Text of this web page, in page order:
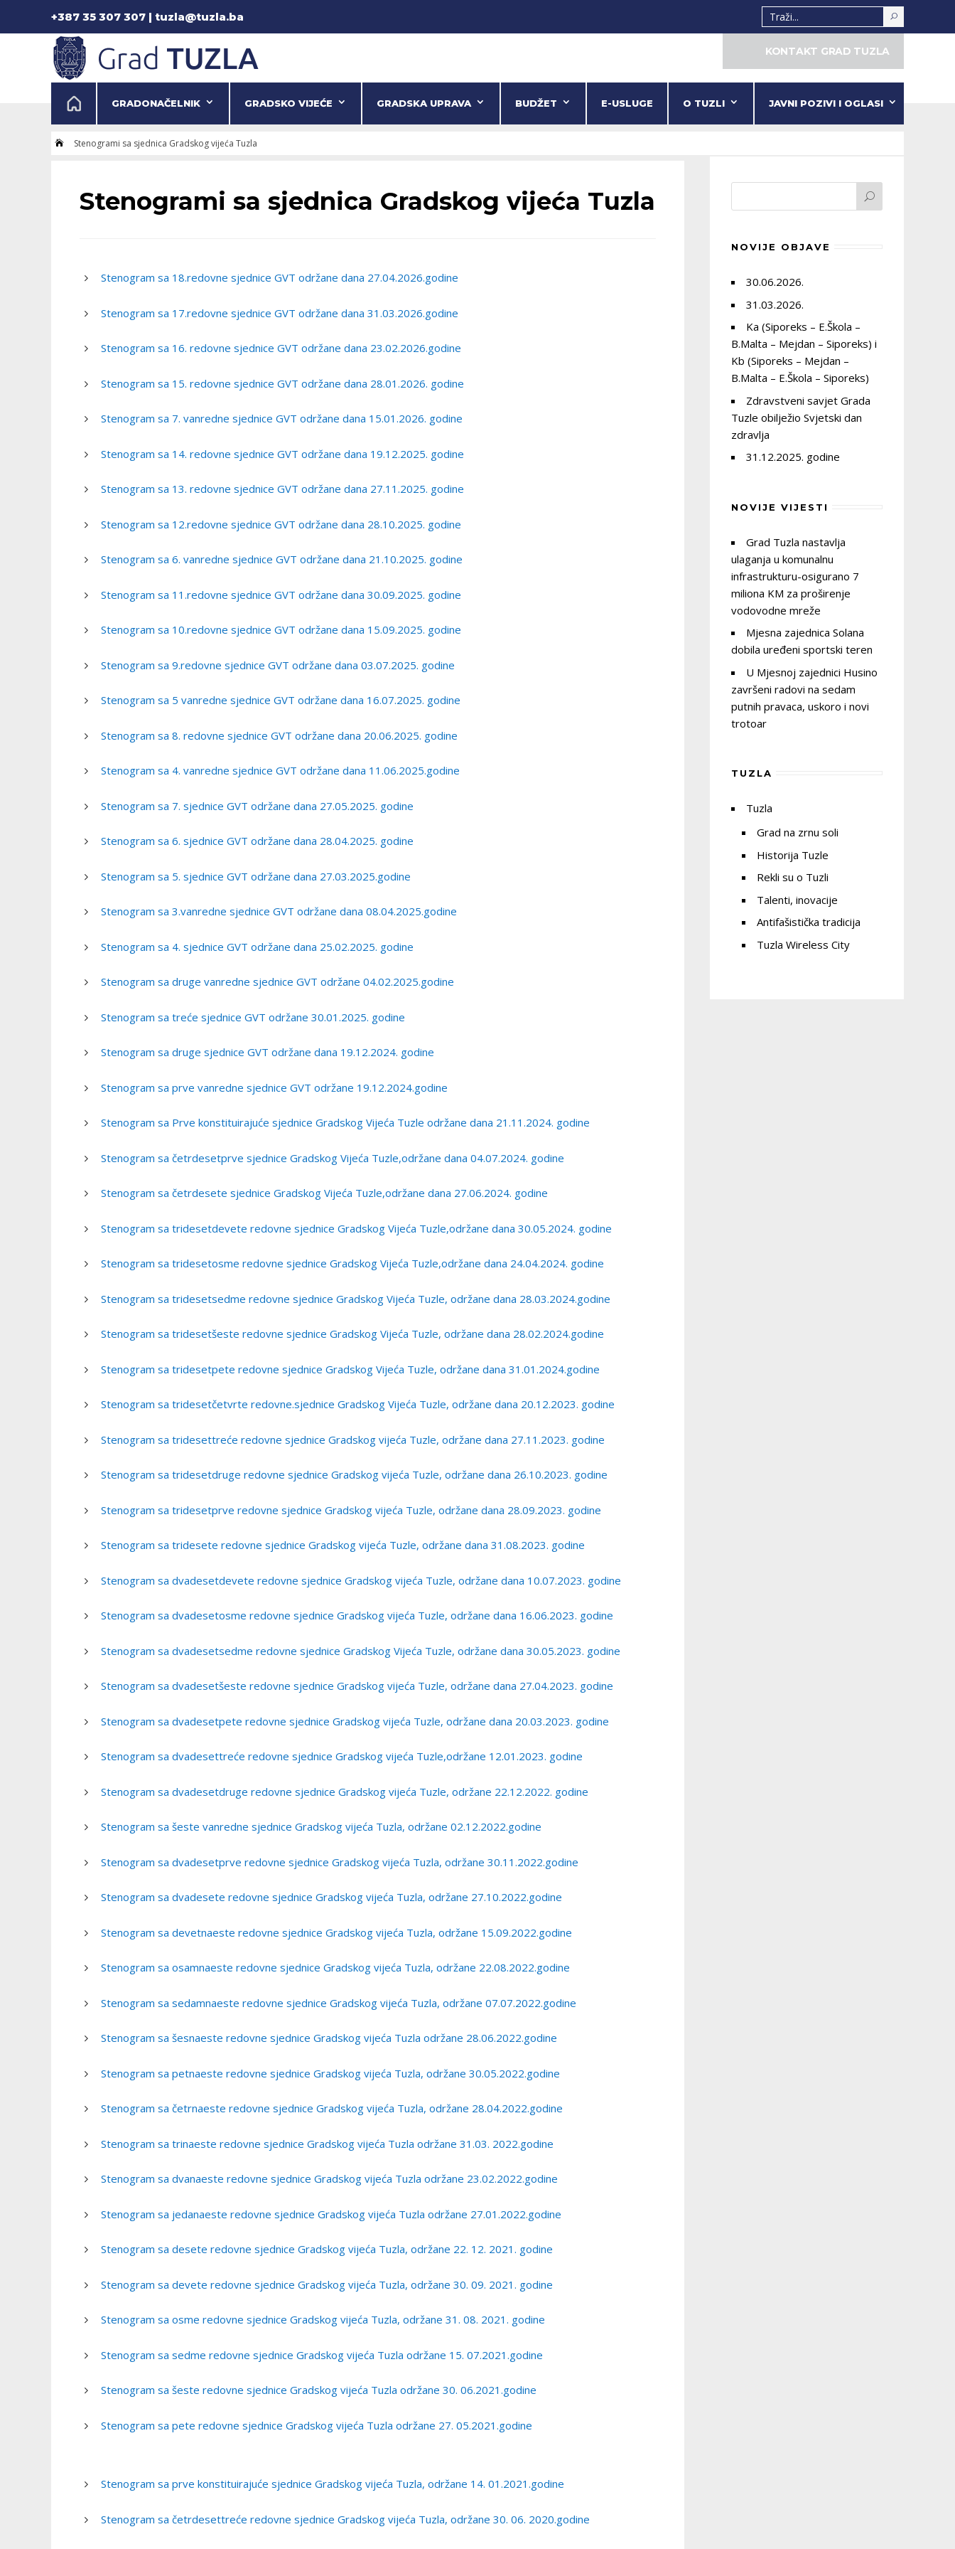
+387 35 307 307 | tuzla@tuzla.ba
KONTAKT GRAD TUZLA
GRADONAČELNIK GRADSKO VIJEĆE GRADSKA UPRAVA BUDŽET E-USLUGE O TUZLI JAVNI POZIVI I OGLASI
 Stenogrami sa sjednica Gradskog vijeća Tuzla
Stenogrami sa sjednica Gradskog vijeća Tuzla
Stenogram sa 18.redovne sjednice GVT održane dana 27.04.2026.godine
Stenogram sa 17.redovne sjednice GVT održane dana 31.03.2026.godine
Stenogram sa 16. redovne sjednice GVT održane dana 23.02.2026.godine
Stenogram sa 15. redovne sjednice GVT održane dana 28.01.2026. godine
Stenogram sa 7. vanredne sjednice GVT održane dana 15.01.2026. godine
Stenogram sa 14. redovne sjednice GVT održane dana 19.12.2025. godine
Stenogram sa 13. redovne sjednice GVT održane dana 27.11.2025. godine
Stenogram sa 12.redovne sjednice GVT održane dana 28.10.2025. godine
Stenogram sa 6. vanredne sjednice GVT održane dana 21.10.2025. godine
Stenogram sa 11.redovne sjednice GVT održane dana 30.09.2025. godine
Stenogram sa 10.redovne sjednice GVT održane dana 15.09.2025. godine
Stenogram sa 9.redovne sjednice GVT održane dana 03.07.2025. godine
Stenogram sa 5 vanredne sjednice GVT održane dana 16.07.2025. godine
Stenogram sa 8. redovne sjednice GVT održane dana 20.06.2025. godine
Stenogram sa 4. vanredne sjednice GVT održane dana 11.06.2025.godine
Stenogram sa 7. sjednice GVT održane dana 27.05.2025. godine
Stenogram sa 6. sjednice GVT održane dana 28.04.2025. godine
Stenogram sa 5. sjednice GVT održane dana 27.03.2025.godine
Stenogram sa 3.vanredne sjednice GVT održane dana 08.04.2025.godine
Stenogram sa 4. sjednice GVT održane dana 25.02.2025. godine
Stenogram sa druge vanredne sjednice GVT održane 04.02.2025.godine
Stenogram sa treće sjednice GVT održane 30.01.2025. godine
Stenogram sa druge sjednice GVT održane dana 19.12.2024. godine
Stenogram sa prve vanredne sjednice GVT održane 19.12.2024.godine
Stenogram sa Prve konstituirajuće sjednice Gradskog Vijeća Tuzle održane dana 21.11.2024. godine
Stenogram sa četrdesetprve sjednice Gradskog Vijeća Tuzle,održane dana 04.07.2024. godine
Stenogram sa četrdesete sjednice Gradskog Vijeća Tuzle,održane dana 27.06.2024. godine
Stenogram sa tridesetdevete redovne sjednice Gradskog Vijeća Tuzle,održane dana 30.05.2024. godine
Stenogram sa tridesetosme redovne sjednice Gradskog Vijeća Tuzle,održane dana 24.04.2024. godine
Stenogram sa tridesetsedme redovne sjednice Gradskog Vijeća Tuzle, održane dana 28.03.2024.godine
Stenogram sa tridesetšeste redovne sjednice Gradskog Vijeća Tuzle, održane dana 28.02.2024.godine
Stenogram sa tridesetpete redovne sjednice Gradskog Vijeća Tuzle, održane dana 31.01.2024.godine
Stenogram sa tridesetčetvrte redovne.sjednice Gradskog Vijeća Tuzle, održane dana 20.12.2023. godine
Stenogram sa tridesettreće redovne sjednice Gradskog vijeća Tuzle, održane dana 27.11.2023. godine
Stenogram sa tridesetdruge redovne sjednice Gradskog vijeća Tuzle, održane dana 26.10.2023. godine
Stenogram sa tridesetprve redovne sjednice Gradskog vijeća Tuzle, održane dana 28.09.2023. godine
Stenogram sa tridesete redovne sjednice Gradskog vijeća Tuzle, održane dana 31.08.2023. godine
Stenogram sa dvadesetdevete redovne sjednice Gradskog vijeća Tuzle, održane dana 10.07.2023. godine
Stenogram sa dvadesetosme redovne sjednice Gradskog vijeća Tuzle, održane dana 16.06.2023. godine
Stenogram sa dvadesetsedme redovne sjednice Gradskog Vijeća Tuzle, održane dana 30.05.2023. godine
Stenogram sa dvadesetšeste redovne sjednice Gradskog vijeća Tuzle, održane dana 27.04.2023. godine
Stenogram sa dvadesetpete redovne sjednice Gradskog vijeća Tuzle, održane dana 20.03.2023. godine
Stenogram sa dvadesettreće redovne sjednice Gradskog vijeća Tuzle,održane 12.01.2023. godine
Stenogram sa dvadesetdruge redovne sjednice Gradskog vijeća Tuzle, održane 22.12.2022. godine
Stenogram sa šeste vanredne sjednice Gradskog vijeća Tuzla, održane 02.12.2022.godine
Stenogram sa dvadesetprve redovne sjednice Gradskog vijeća Tuzla, održane 30.11.2022.godine
Stenogram sa dvadesete redovne sjednice Gradskog vijeća Tuzla, održane 27.10.2022.godine
Stenogram sa devetnaeste redovne sjednice Gradskog vijeća Tuzla, održane 15.09.2022.godine
Stenogram sa osamnaeste redovne sjednice Gradskog vijeća Tuzla, održane 22.08.2022.godine
Stenogram sa sedamnaeste redovne sjednice Gradskog vijeća Tuzla, održane 07.07.2022.godine
Stenogram sa šesnaeste redovne sjednice Gradskog vijeća Tuzla održane 28.06.2022.godine
Stenogram sa petnaeste redovne sjednice Gradskog vijeća Tuzla, održane 30.05.2022.godine
Stenogram sa četrnaeste redovne sjednice Gradskog vijeća Tuzla, održane 28.04.2022.godine
Stenogram sa trinaeste redovne sjednice Gradskog vijeća Tuzla održane 31.03. 2022.godine
Stenogram sa dvanaeste redovne sjednice Gradskog vijeća Tuzla održane 23.02.2022.godine
Stenogram sa jedanaeste redovne sjednice Gradskog vijeća Tuzla održane 27.01.2022.godine
Stenogram sa desete redovne sjednice Gradskog vijeća Tuzla, održane 22. 12. 2021. godine
Stenogram sa devete redovne sjednice Gradskog vijeća Tuzla, održane 30. 09. 2021. godine
Stenogram sa osme redovne sjednice Gradskog vijeća Tuzla, održane 31. 08. 2021. godine
Stenogram sa sedme redovne sjednice Gradskog vijeća Tuzla održane 15. 07.2021.godine
Stenogram sa šeste redovne sjednice Gradskog vijeća Tuzla održane 30. 06.2021.godine
Stenogram sa pete redovne sjednice Gradskog vijeća Tuzla održane 27. 05.2021.godine
Stenogram sa prve konstituirajuće sjednice Gradskog vijeća Tuzla, održane 14. 01.2021.godine
Stenogram sa četrdesettreće redovne sjednice Gradskog vijeća Tuzla, održane 30. 06. 2020.godine
NOVIJE OBJAVE
30.06.2026.
31.03.2026.
Ka (Siporeks – E.Škola –
B.Malta – Mejdan – Siporeks) i
Kb (Siporeks – Mejdan –
B.Malta – E.Škola – Siporeks)
Zdravstveni savjet Grada
Tuzle obilježio Svjetski dan
zdravlja
31.12.2025. godine
NOVIJE VIJESTI
Grad Tuzla nastavlja
ulaganja u komunalnu
infrastrukturu-osigurano 7
miliona KM za proširenje
vodovodne mreže
Mjesna zajednica Solana
dobila uređeni sportski teren
U Mjesnoj zajednici Husino
završeni radovi na sedam
putnih pravaca, uskoro i novi
trotoar
TUZLA
Tuzla
Grad na zrnu soli
Historija Tuzle
Rekli su o Tuzli
Talenti, inovacije
Antifašistička tradicija
Tuzla Wireless City